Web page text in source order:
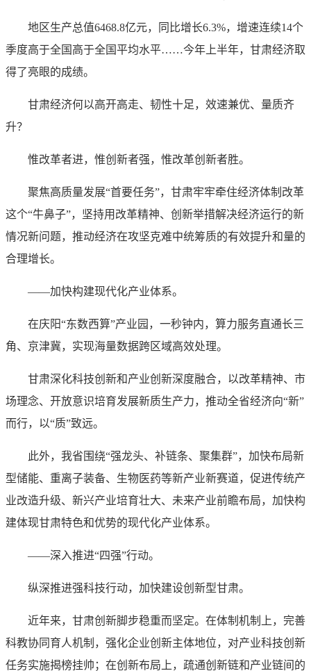
地区生产总值6468.8亿元，同比增长6.3%，增速连续14个
季度高于全国高于全国平均水平……今年上半年，甘肃经济取
得了亮眼的成绩。
甘肃经济何以高开高走、韧性十足，效速兼优、量质齐
升？
惟改革者进，惟创新者强，惟改革创新者胜。
聚焦高质量发展“首要任务”，甘肃牢牢牵住经济体制改革
这个“牛鼻子”，坚持用改革精神、创新举措解决经济运行的新
情况新问题，推动经济在攻坚克难中统筹质的有效提升和量的
合理增长。
——加快构建现代化产业体系。
在庆阳“东数西算”产业园，一秒钟内，算力服务直通长三
角、京津冀，实现海量数据跨区域高效处理。
甘肃深化科技创新和产业创新深度融合，以改革精神、市
场理念、开放意识培育发展新质生产力，推动全省经济向“新”
而行，以“质”致远。
此外，我省围绕“强龙头、补链条、聚集群”，加快布局新
型储能、重离子装备、生物医药等新产业新赛道，促进传统产
业改造升级、新兴产业培育壮大、未来产业前瞻布局，加快构
建体现甘肃特色和优势的现代化产业体系。
——深入推进“四强”行动。
纵深推进强科技行动，加快建设创新型甘肃。
近年来，甘肃创新脚步稳重而坚定。在体制机制上，完善
科教协同育人机制，强化企业创新主体地位，对产业科技创新
任务实施揭榜挂帅；在创新布局上，疏通创新链和产业链间的